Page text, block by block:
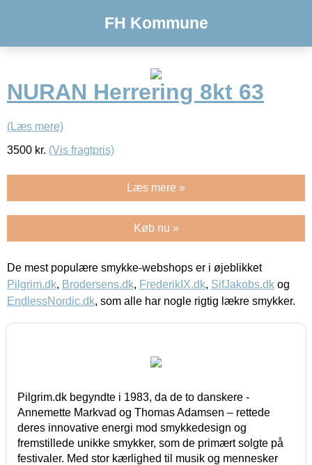
FH Kommune
NURAN Herrering 8kt 63
(Læs mere)
3500 kr. (Vis fragtpris)
Læs mere »
Køb nu »
De mest populære smykke-webshops er i øjeblikket
Pilgrim.dk, Brodersens.dk, FrederikIX.dk, SifJakobs.dk og
EndlessNordic.dk, som alle har nogle rigtig lækre smykker.
Pilgrim.dk begyndte i 1983, da de to danskere -
Annemette Markvad og Thomas Adamsen – rettede
deres innovative energi mod smykkedesign og
fremstillede unikke smykker, som de primært solgte på
festivaler. Med stor kærlighed til musik og mennesker